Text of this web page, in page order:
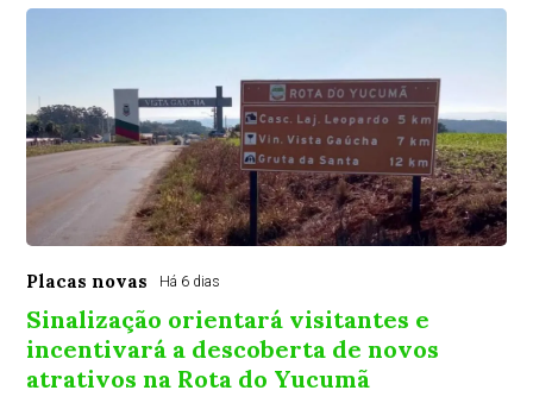
Placas novas Há 6 dias
Sinalização orientará visitantes e
incentivará a descoberta de novos
atrativos na Rota do Yucumã